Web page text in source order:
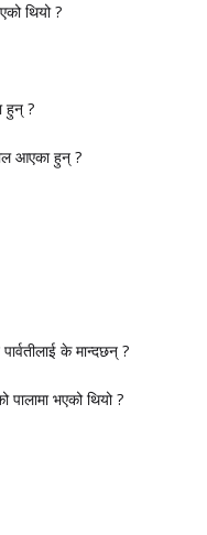
थियो ?
हुन् ?
आएका हुन् ?
के मान्दछन् ?
भएको थियो ?